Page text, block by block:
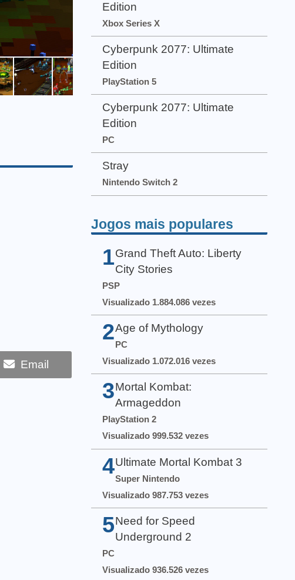
Email
Edition
Xbox Series X
Cyberpunk 2077: Ultimate
Edition
PlayStation 5
Cyberpunk 2077: Ultimate
Edition
PC
Stray
Nintendo Switch 2
Jogos mais populares
1 Grand Theft Auto: Liberty
City Stories
PSP
Visualizado 1.884.086 vezes
2Age of Mythology
PC
Visualizado 1.072.016 vezes
3 Mortal Kombat:
Armageddon
PlayStation 2
Visualizado 999.532 vezes
4 Ultimate Mortal Kombat 3
Super Nintendo
Visualizado 987.753 vezes
5 Need for Speed
Underground 2
PC
Visualizado 936.526 vezes